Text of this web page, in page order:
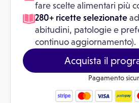
fare scelte alimentari più
280+ ricette selezionate
abitudini, patologie e
continuo aggiornamento).
Acquista il
Pagamento